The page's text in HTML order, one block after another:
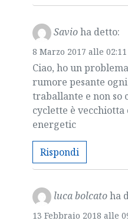
Savioha detto:
8 Marzo 2017 alle 02:11
Ciao, ho un
rumore pesante
traballante e non so
cyclette è vecchiotta
energetic
Rispondi
luca bolcatoha
13 Febbraio 2018 alle